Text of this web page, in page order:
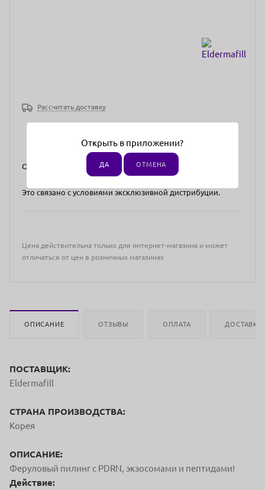
Рассчитать доставку
Отгрузка возможна в: Москва, Московская область.
Это связано с условиями эксклюзивной дистрибуции.
Цена действительна только для интернет-магазина и может
отличаться от цен в розничных магазинах
ОПИСАНИЕ ОТЗЫВЫ ОПЛАТА ДОСТАВКА
ПОСТАВЩИК:
Eldermafill
СТРАНА ПРОИЗВОДСТВА:
Корея
ОПИСАНИЕ:
Феруловый пилинг с PDRN, экзосомами и пептидами!
Действие:
Открыть в приложении?
ДА ОТМЕНА